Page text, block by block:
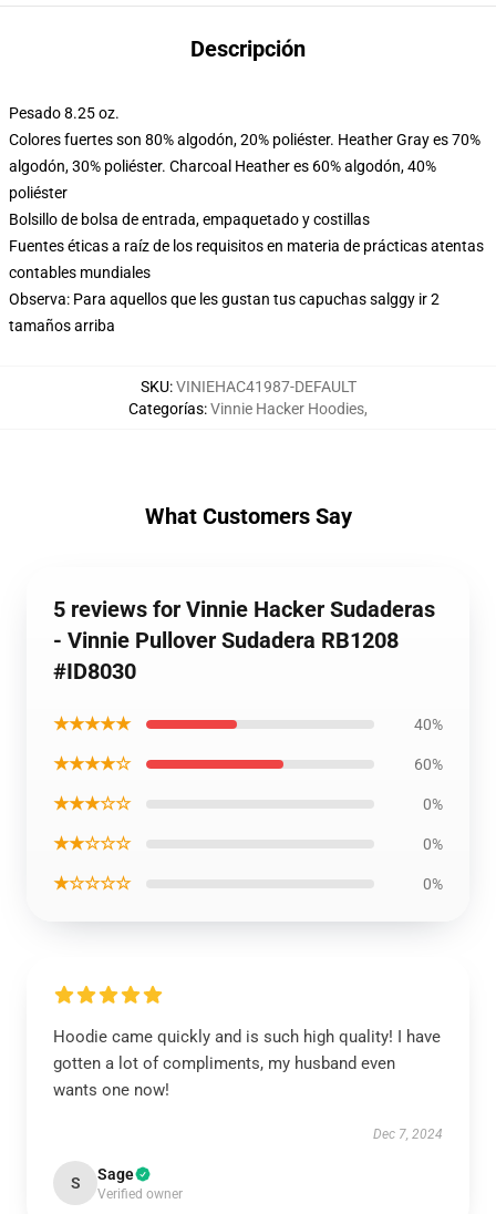
Descripción
Pesado 8.25 oz.
Colores fuertes son 80% algodón, 20% poliéster. Heather Gray es 70%
algodón, 30% poliéster. Charcoal Heather es 60% algodón, 40%
poliéster
Bolsillo de bolsa de entrada, empaquetado y costillas
Fuentes éticas a raíz de los requisitos en materia de prácticas atentas
contables mundiales
Observa: Para aquellos que les gustan tus capuchas salggy ir 2
tamaños arriba
SKU:VINIEHAC41987-DEFAULT
Categorías:Vinnie Hacker Hoodies,
What Customers Say
5 reviews for Vinnie Hacker Sudaderas
- Vinnie Pullover Sudadera RB1208
#ID8030
★★★★★ 40%
★★★★☆ 60%
★★★☆☆ 0%
★★☆☆☆ 0%
★☆☆☆☆ 0%
Hoodie came quickly and is such high quality! I have
gotten a lot of compliments, my husband even
wants one now!
Dec 7, 2024
S Sage
Verified owner